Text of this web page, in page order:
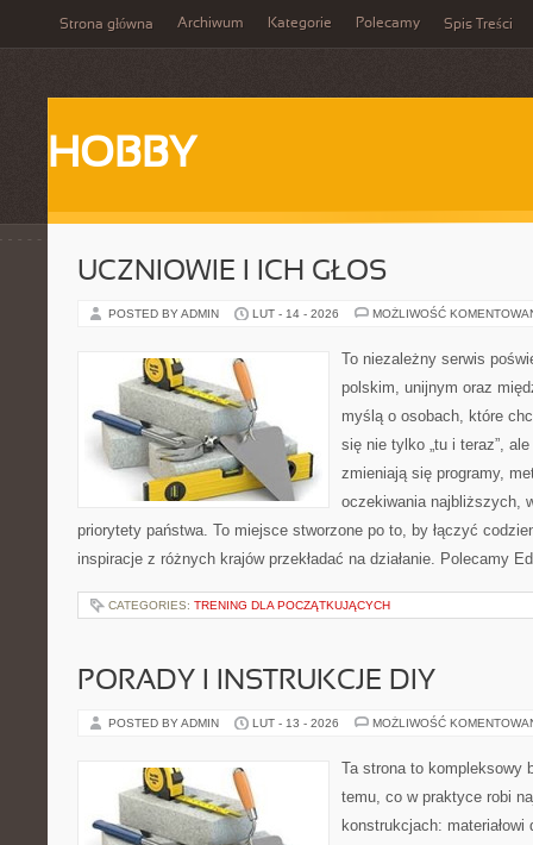
Strona główna Archiwum Kategorie Polecamy Spis Treści
HOBBY
UCZNIOWIE I ICH GŁOS
POSTED BY ADMIN LUT - 14 - 2026 MOŻLIWOŚĆ
To niezależny serwis
polskim, unijnym oraz
myślą o osobach, które
się nie tylko „tu i teraz”,
zmieniają się programy,
oczekiwania najbliższych,
priorytety państwa. To miejsce stworzone po to, by łączyć
inspiracje z różnych krajów przekładać na działanie. Polecamy
CATEGORIES: TRENING DLA POCZĄTKUJĄCYCH
PORADY I INSTRUKCJE DIY
POSTED BY ADMIN LUT - 13 - 2026 MOŻLIWOŚĆ
Ta strona to kompleksowy
temu, co w praktyce robi
konstrukcjach: